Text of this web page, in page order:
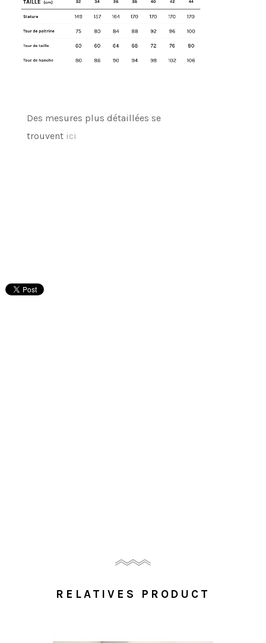
Des mesures plus détaillées se
trouvent ici
RELATIVES PRODUCT